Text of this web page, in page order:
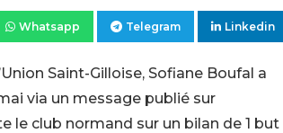
Whatsapp Telegram Linkedin
Saint-Gilloise, Sofiane Boufal a
via un message publié sur
le club normand sur un bilan de 1 but